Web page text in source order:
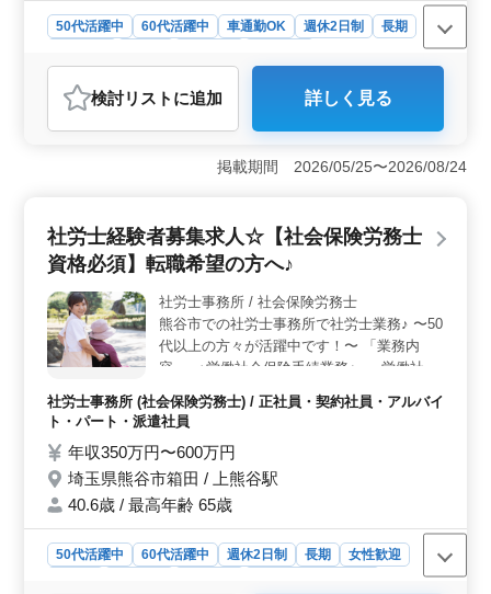
50代活躍中 60代活躍中 車通勤OK 週休2日制
長期
社労士事務所
おすすめポイント
＜ワークライフバランスを大切に＞ 働き手が仕事とプ
ライベートを両立できるよう、完全週休2日制を導入して
います。社員一人ひとりが充実した生活を送りながら、
際にストレスを感じることなく、快適な移動ができるよ
うになっています。自家用車を利用して通勤したい方に
上のベテラン経験者が多く活躍中です。お持ちの豊富な
経験とスキルを存分に発揮し、チームと共に成長しませ
んか？経験豊かな方を歓迎し、新たな挑戦を応援しま
す。
検討リスト に追加 詳しく見る
掲載期間 2026/05/25〜2026/08/24
社労士経験者募集求人☆【社会保険労務士
資格必須】転職希望の方へ♪
社労士事務所 / 社会保険労務士
熊谷市での社労士事務所で社労士業務♪ 〜50
代以上の方々が活躍中です！〜 「業務内
容」 ＜労働社会保険手続業務＞ ・労働社会
助成金などの申請 ・労働者名簿、賃金台帳
の調製 ・就業規則、36協定の作成、変更 ＜
給与計算業務＞ ・時間外労働計算 ・雇用保
険料計算 ・社会保険料計算 ・所得税計算 等
「備考」 ＊経験者優遇 ＊残業少なめ ＊交通
い！ 皆さんのご応募お待ちしております◎
社労士事務所 (社会保険労務士) / 正社員・契約社員・アルバイ
ト・パート・派遣社員
年収350万円〜600万円
埼玉県熊谷市箱田 / 上熊谷駅
40.6歳 / 最高年齢 65歳
50代活躍中 60代活躍中 週休2日制 長期
女性歓迎